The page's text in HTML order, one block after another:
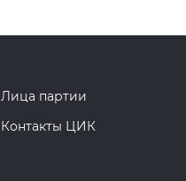
Лица партии
Контакты ЦИК